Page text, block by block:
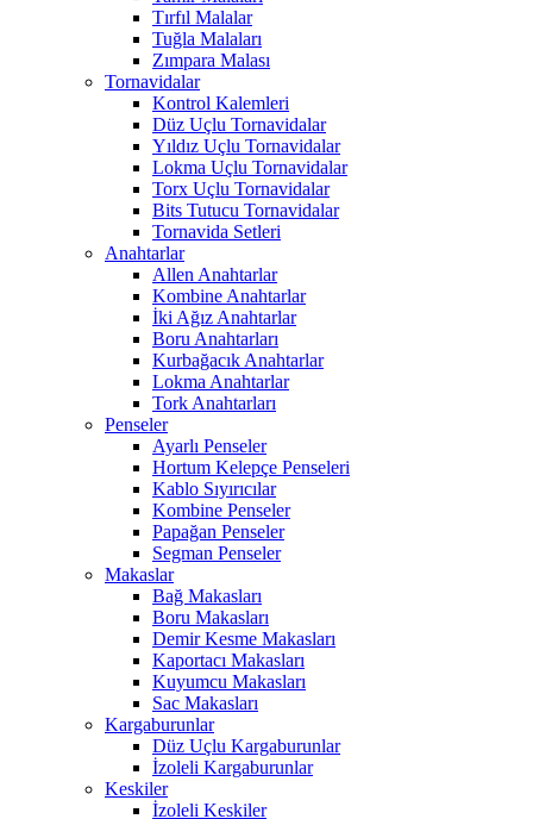
Tırfıl Malalar
Tuğla Malaları
Zımpara Malası
Tornavidalar
Kontrol Kalemleri
Düz Uçlu Tornavidalar
Yıldız Uçlu Tornavidalar
Lokma Uçlu Tornavidalar
Torx Uçlu Tornavidalar
Bits Tutucu Tornavidalar
Tornavida Setleri
Anahtarlar
Allen Anahtarlar
Kombine Anahtarlar
İki Ağız Anahtarlar
Boru Anahtarları
Kurbağacık Anahtarlar
Lokma Anahtarlar
Tork Anahtarları
Penseler
Ayarlı Penseler
Hortum Kelepçe Penseleri
Kablo Sıyırıcılar
Kombine Penseler
Papağan Penseler
Segman Penseler
Makaslar
Bağ Makasları
Boru Makasları
Demir Kesme Makasları
Kaportacı Makasları
Kuyumcu Makasları
Sac Makasları
Kargaburunlar
Düz Uçlu Kargaburunlar
İzoleli Kargaburunlar
Keskiler
İzoleli Keskiler